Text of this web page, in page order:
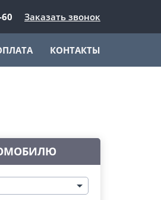
Заказать звонок
КОНТАКТЫ